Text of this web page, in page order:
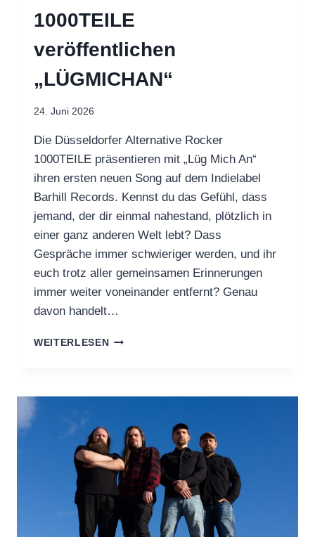
1000TEILE
veröffentlichen
„LÜGMICHAN“
24. Juni 2026
Die Düsseldorfer Alternative Rocker
1000TEILE präsentieren mit „Lüg Mich An“
ihren ersten neuen Song auf dem Indielabel
Barhill Records. Kennst du das Gefühl, dass
jemand, der dir einmal nahestand, plötzlich in
einer ganz anderen Welt lebt? Dass
Gespräche immer schwieriger werden, und ihr
euch trotz aller gemeinsamen Erinnerungen
immer weiter voneinander entfernt? Genau
davon handelt…
WEITERLESEN1000TEILE